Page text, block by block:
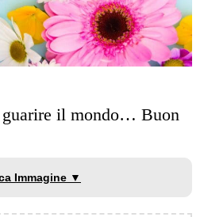
guarire il mondo… Buon
Immagine ▼